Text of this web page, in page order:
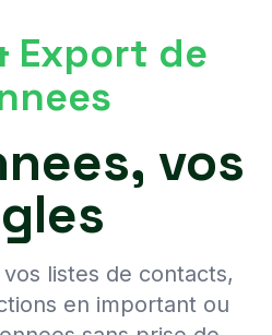
Export de
vos
listes de contacts,
en important ou